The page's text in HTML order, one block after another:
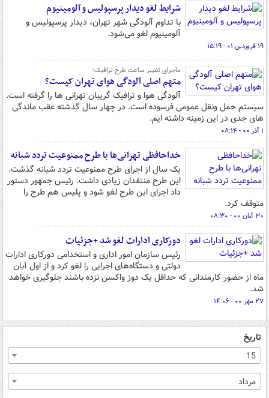
شرایط لغو دیدار پرسپولیس و آلومینیوم
با تداوم آلودگی شهر تهران، دیدار پرسپولیس و
آلومینیوم لغو می‌شود.
۱۹ فروردین ۰۱ - ۱۵:۱۹
ماجرای تغییر ساعت طرح ترافیک؛
متهم اصلی آلودگی هوای تهران کیست؟
آلودگی هوا و ترافیک گریبان تهرانی ها را گرفته است.
سیستم حمل ونقل عمومی فرسوده است. در چهار سال گذشته عقب ماندگی
های جدی در این زمینه داشته ایم.
۱ آذر ۰۰ - ۰۸:۱۴
خداحافظی تهرانی‌ها با طرح ممنوعیت تردد شبانه
یک سال از اجرای طرح ممنوعیت تردد شبانه گذشت.
این طرح منتقدان زیادی داشت. رئیس جمهور دستور
داد اجرای این طرح لغو شود و پلیس هم طرح را
متوقف کرد.
۳۰ آبان ۰۰ - ۰۸:۳۰
دورکاری ادارات لغو شد +جزئیات
رئیس سازمان امور اداری و استخدامی دورکاری ادارات
دولتی و دستگاه‌های اجرایی را لغو کرد و از اول آبان
ماه از حضور کارمندانی که حداقل یک دوز واکسن نزده باشند جلوگیری خواهد
شد.
۲۷ مهر ۰۰ - ۱۴:۰۶
تاریخ
15
مرداد